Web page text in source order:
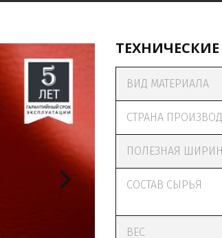
ВИД МАТЕРИАЛА
СТРАНА
ПОЛЕЗНАЯ
СОСТАВ СЫРЬЯ
ВЕС